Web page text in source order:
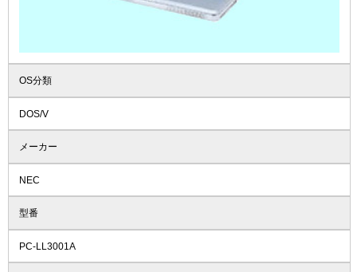
OS分類
DOS/V
メーカー
NEC
型番
PC-LL3001A